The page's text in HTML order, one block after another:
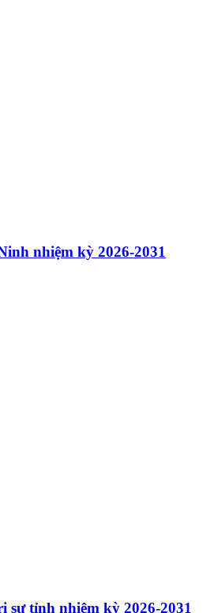
nhiệm kỳ 2026-2031
tỉnh nhiệm kỳ 2026-2031